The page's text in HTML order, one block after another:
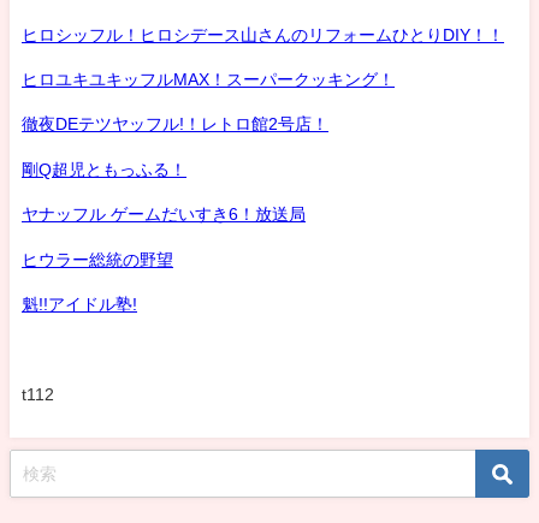
ヒロシッフル！ヒロシデース山さんのリフォームひとりDIY！！
ヒロユキユキッフルMAX！スーパークッキング！
徹夜DEテツヤッフル!！レトロ館2号店！
剛Q超児ともっふる！
ヤナッフル ゲームだいすき6！放送局
ヒウラー総統の野望
魁!!アイドル塾!
t112